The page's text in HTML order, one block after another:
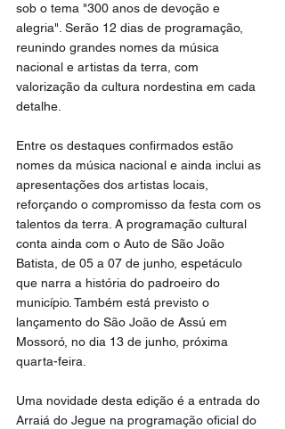
sob o tema "300 anos de devoção e
alegria". Serão 12 dias de programação,
reunindo grandes nomes da música
nacional e artistas da terra, com
valorização da cultura nordestina em cada
detalhe.
Entre os destaques confirmados estão
nomes da música nacional e ainda inclui as
apresentações dos artistas locais,
reforçando o compromisso da festa com os
talentos da terra. A programação cultural
conta ainda com o Auto de São João
Batista, de 05 a 07 de junho, espetáculo
que narra a história do padroeiro do
município. Também está previsto o
lançamento do São João de Assú em
Mossoró, no dia 13 de junho, próxima
quarta-feira.
Uma novidade desta edição é a entrada do
Arraiá do Jegue na programação oficial do